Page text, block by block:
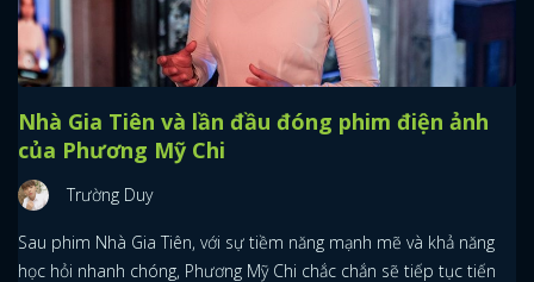
Nhà Gia Tiên và lần đầu đóng phim điện ảnh
của Phương Mỹ Chi
Trường Duy
Sau phim Nhà Gia Tiên, với sự tiềm năng mạnh mẽ và khả năng
học hỏi nhanh chóng, Phương Mỹ Chi chắc chắn sẽ tiếp tục tiến